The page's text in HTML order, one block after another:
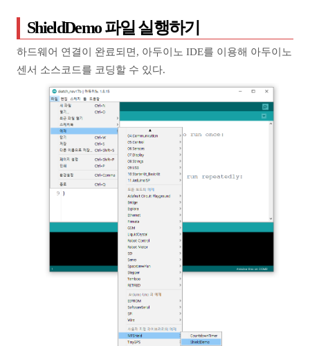
ShieldDemo 파일 실행하기
하드웨어 연결이 완료되면, 아두이노 IDE를 이용해 아두이노
센서 소스코드를 코딩할 수 있다.